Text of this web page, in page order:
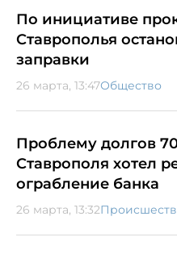
По инициативе
Ставрополья
заправки
26 марта, 13:47Общество
Проблему долгов
Ставрополя хотел
ограбление банка
26 марта, 13:32